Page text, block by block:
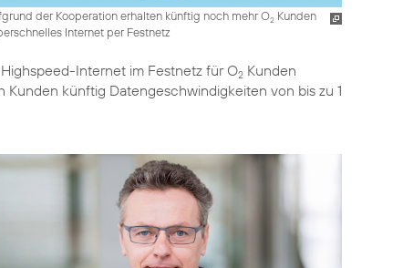
der Kooperation erhalten künftig noch mehr O2Kunden
Internet per Festnetz
Internet im Festnetz für O2 Kunden
künftig Datengeschwindigkeiten von bis zu 1